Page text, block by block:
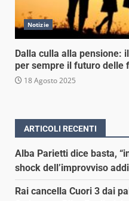
Notizie
Dalla culla alla pensione:
per sempre il futuro delle
18 Agosto 2025
ARTICOLI RECENTI
Alba Parietti dice basta,
shock dell’improvviso
Rai cancella Cuori 3 dai